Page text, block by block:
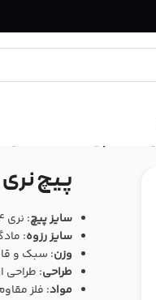
پیچ نری 1/4 اینچی SmallRig مدل 916
سایز پیچ: نری 1/4 اینچ
سایز رزوه: مادگی 1/
وزن: سبک و
طراحی: طراحی
مواد: فلز